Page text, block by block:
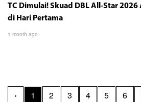
TC Dimulai! Skuad DBL All-Star 2026
di Hari Pertama
1 month ago
‹ 1 2 3 4 5 6